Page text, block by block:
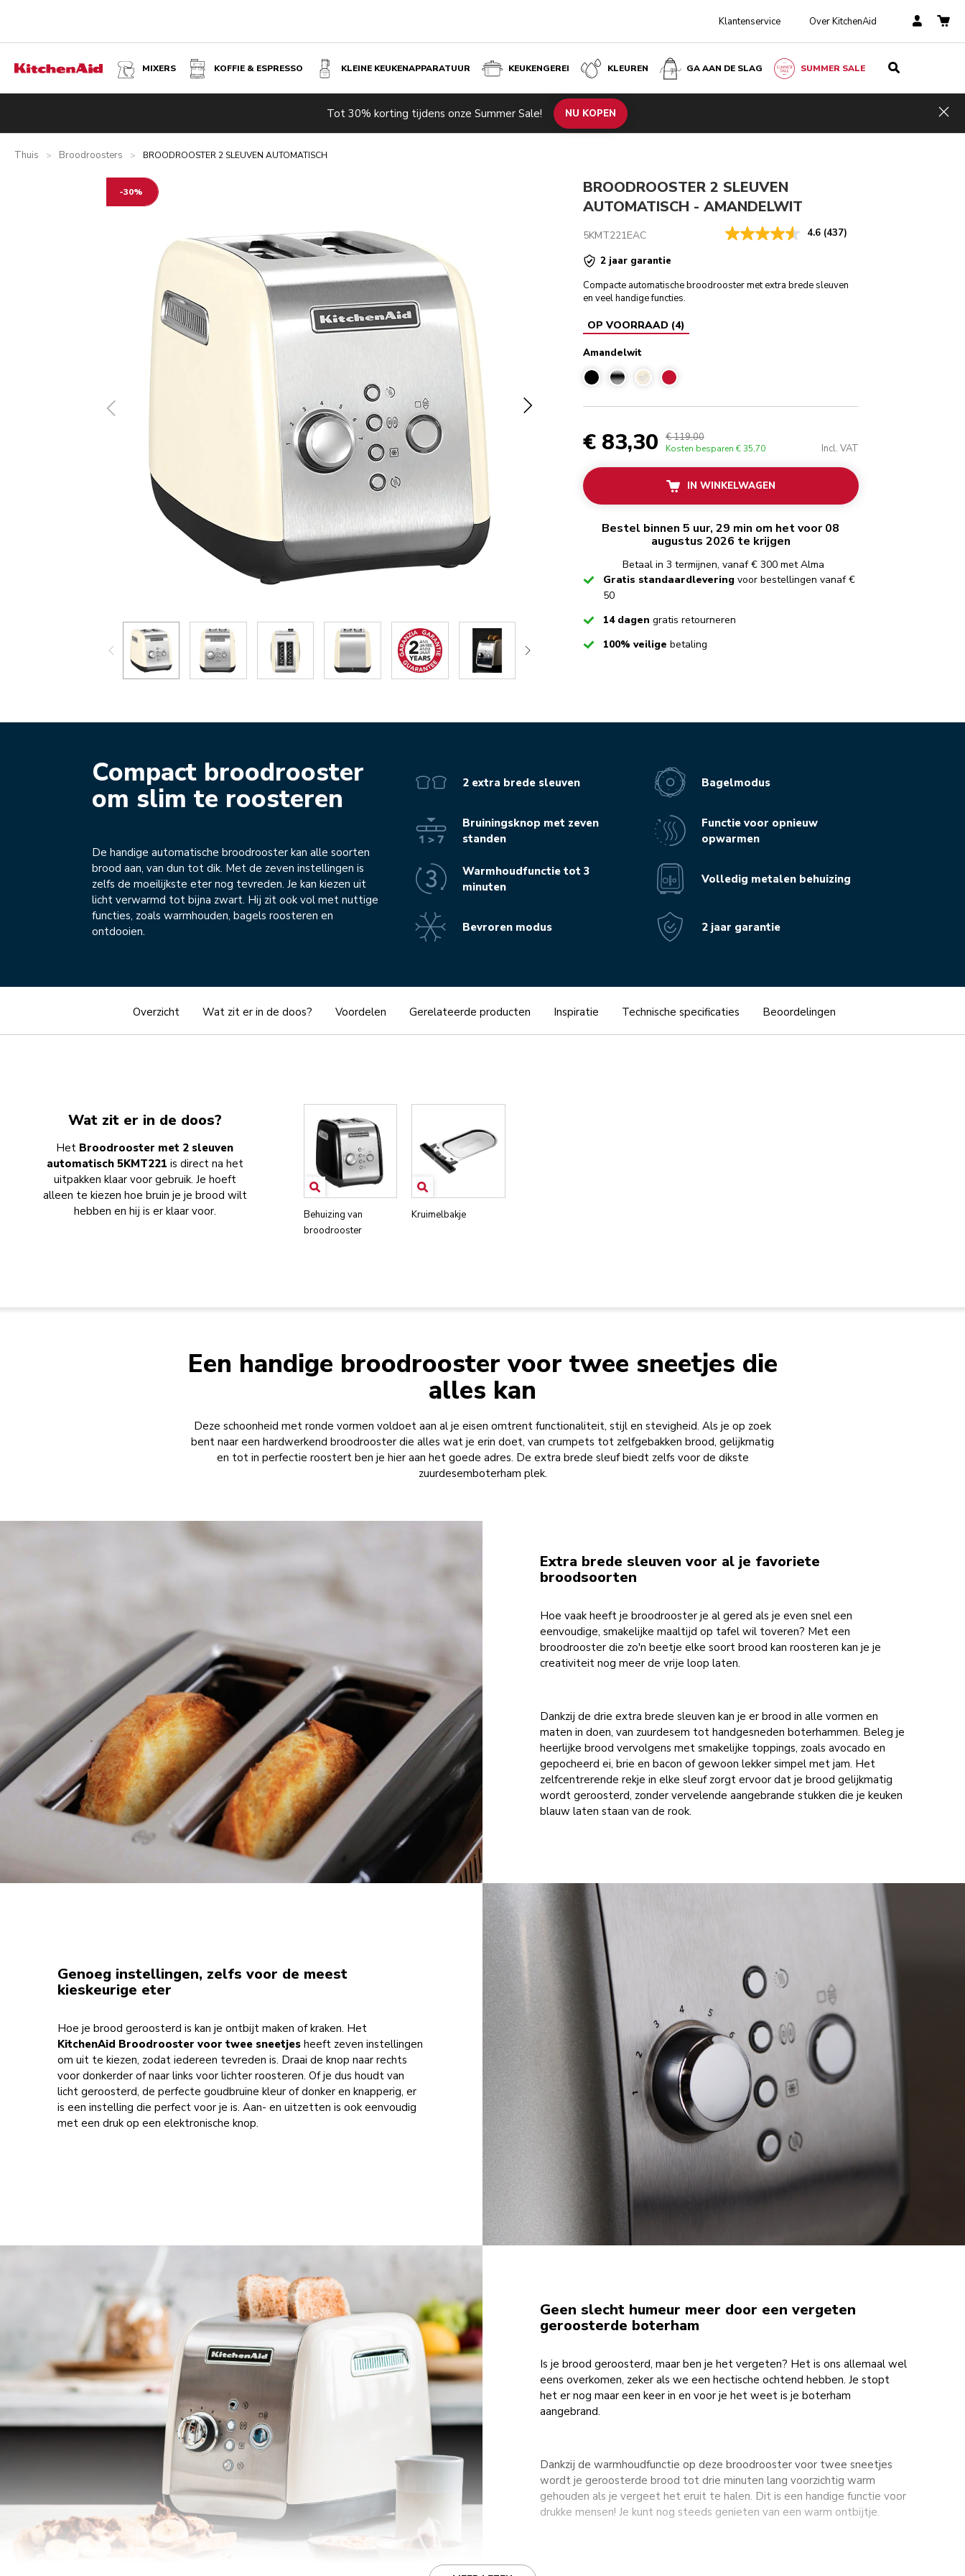
Klantenservice Over KitchenAid
MIXERS KOFFIE & ESPRESSO KLEINE KEUKENAPPARATUUR KEUKENGEREI KLEUREN GA AAN DE SLAG SUMMER SALE
Tot 30% korting tijdens onze Summer Sale! NU KOPEN
Thuis > Broodroosters > BROODROOSTER 2 SLEUVEN AUTOMATISCH
Gerelateerde producten Inspiratie Technische specificaties Beoordelingen
-30%
BROODROOSTER 2 SLEUVEN
AUTOMATISCH - AMANDELWIT
5KMT221EAC 4.6 (437)
2 jaar garantie
Compacte automatische broodrooster met extra brede sleuven
en veel handige functies.
OP VOORRAAD (4)
Amandelwit
Amandelwit
€ 83,30 € 119,00
Kosten besparen € 35,70 Incl. VAT
IN WINKELWAGEN
Bestel binnen 5 uur, 29 min om het voor 08
augustus 2026 te krijgen
Betaal in 3 termijnen, vanaf € 300 met Alma
CheckedGratis standaardlevering voor bestellingen vanaf €
50
Checked14 dagen gratis retourneren
Checked100% veilige betaling
Compact broodrooster
om slim te roosteren
De handige automatische broodrooster kan alle soorten
brood aan, van dun tot dik. Met de zeven instellingen is
zelfs de moeilijkste eter nog tevreden. Je kan kiezen uit
licht verwarmd tot bijna zwart. Hij zit ook vol met nuttige
functies, zoals warmhouden, bagels roosteren en
ontdooien.
2 extra brede sleuven
Bruiningsknop met zeven
standen
Warmhoudfunctie tot 3
minuten
Bevroren modus
Bagelmodus
Functie voor opnieuw
opwarmen
Volledig metalen behuizing
2 jaar garantie
Overzicht Wat zit er in de doos? Voordelen Gerelateerde producten Inspiratie Technische specificaties Beoordelingen
Wat zit er in de doos?
Het Broodrooster met 2 sleuven
automatisch 5KMT221 is direct na het
uitpakken klaar voor gebruik. Je hoeft
alleen te kiezen hoe bruin je je brood wilt
hebben en hij is er klaar voor.
Behuizing van
broodrooster
Kruimelbakje
Een handige broodrooster voor twee sneetjes die
alles kan
Deze schoonheid met ronde vormen voldoet aan al je eisen omtrent functionaliteit, stijl en stevigheid. Als je op zoek
bent naar een hardwerkend broodrooster die alles wat je erin doet, van crumpets tot zelfgebakken brood, gelijkmatig
en tot in perfectie roostert ben je hier aan het goede adres. De extra brede sleuf biedt zelfs voor de dikste
zuurdesemboterham plek.
Extra brede sleuven voor al je favoriete
broodsoorten
Hoe vaak heeft je broodrooster je al gered als je even snel een
eenvoudige, smakelijke maaltijd op tafel wil toveren? Met een
broodrooster die zo'n beetje elke soort brood kan roosteren kan je je
creativiteit nog meer de vrije loop laten.
Dankzij de drie extra brede sleuven kan je er brood in alle vormen en
maten in doen, van zuurdesem tot handgesneden boterhammen. Beleg je
heerlijke brood vervolgens met smakelijke toppings, zoals avocado en
gepocheerd ei, brie en bacon of gewoon lekker simpel met jam. Het
zelfcentrerende rekje in elke sleuf zorgt ervoor dat je brood gelijkmatig
wordt geroosterd, zonder vervelende aangebrande stukken die je keuken
blauw laten staan van de rook.
Genoeg instellingen, zelfs voor de meest
kieskeurige eter
Hoe je brood geroosterd is kan je ontbijt maken of kraken. Het
KitchenAid Broodrooster voor twee sneetjes heeft zeven instellingen
om uit te kiezen, zodat iedereen tevreden is. Draai de knop naar rechts
voor donkerder of naar links voor lichter roosteren. Of je dus houdt van
licht geroosterd, de perfecte goudbruine kleur of donker en knapperig, er
is een instelling die perfect voor je is. Aan- en uitzetten is ook eenvoudig
met een druk op een elektronische knop.
Geen slecht humeur meer door een vergeten
geroosterde boterham
Is je brood geroosterd, maar ben je het vergeten? Het is ons allemaal wel
eens overkomen, zeker als we een hectische ochtend hebben. Je stopt
het er nog maar een keer in en voor je het weet is je boterham
aangebrand.
Dankzij de warmhoudfunctie op deze broodrooster voor twee sneetjes
wordt je geroosterde brood tot drie minuten lang voorzichtig warm
gehouden als je vergeet het eruit te halen. Dit is een handige functie voor
drukke mensen! Je kunt nog steeds genieten van een warm ontbijtje.